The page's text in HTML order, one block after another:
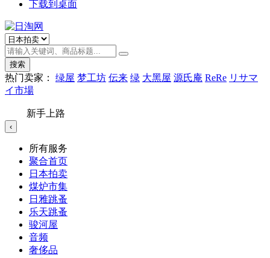
下载到桌面
搜索
热门卖家： 绿屋 梦工坊 伝来 绿 大黑屋 源氏庵 ReRe リサマ
イ市場
新手上路
‹
所有服务
聚合首页
日本拍卖
煤炉市集
日雅跳蚤
乐天跳蚤
骏河屋
音频
奢侈品